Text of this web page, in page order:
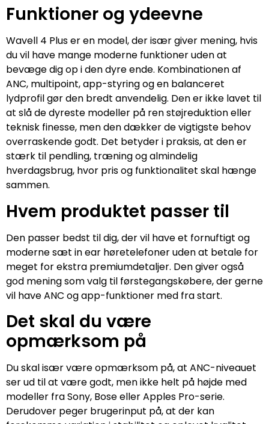
Funktioner og ydeevne
Wavell 4 Plus er en model, der især giver mening, hvis
du vil have mange moderne funktioner uden at
bevæge dig op i den dyre ende. Kombinationen af
ANC, multipoint, app-styring og en balanceret
lydprofil gør den bredt anvendelig. Den er ikke lavet til
at slå de dyreste modeller på ren støjreduktion eller
teknisk finesse, men den dækker de vigtigste behov
overraskende godt. Det betyder i praksis, at den er
stærk til pendling, træning og almindelig
hverdagsbrug, hvor pris og funktionalitet skal hænge
sammen.
Hvem produktet passer til
Den passer bedst til dig, der vil have et fornuftigt og
moderne sæt in ear høretelefoner uden at betale for
meget for ekstra premiumdetaljer. Den giver også
god mening som valg til førstegangskøbere, der gerne
vil have ANC og app-funktioner med fra start.
Det skal du være
opmærksom på
Du skal især være opmærksom på, at ANC-niveauet
ser ud til at være godt, men ikke helt på højde med
modeller fra Sony, Bose eller Apples Pro-serie.
Derudover peger brugerinput på, at der kan